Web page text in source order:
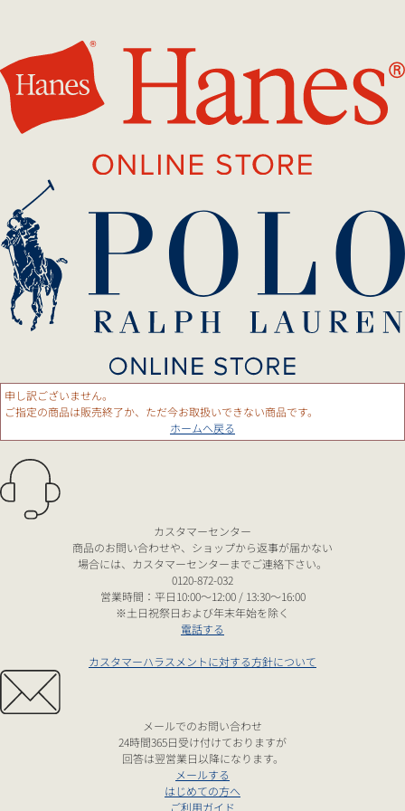
申し訳ございません。
ご指定の商品は販売終了か、ただ今お取扱いできない商品です。
ホームへ戻る
カスタマーセンター
商品のお問い合わせや、ショップから返事が届かない
場合には、カスタマーセンターまでご連絡下さい。
0120-872-032
営業時間：平日10:00～12:00 / 13:30～16:00
※土日祝祭日および年末年始を除く
電話する
カスタマーハラスメントに対する方針について
メールでのお問い合わせ
24時間365日受け付けておりますが
回答は翌営業日以降になります。
メールする
はじめての方へ
ご利用ガイド